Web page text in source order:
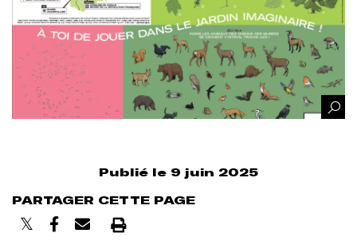
Publié le 9 juin 2025
PARTAGER CETTE PAGE
Imprimer